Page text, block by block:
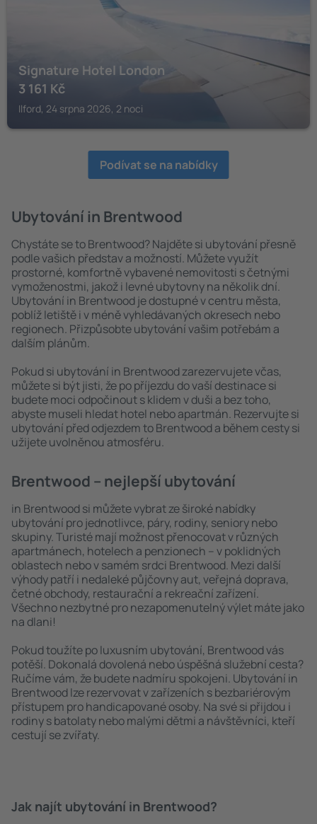
Signature Hotel London
3 161 Kč
Ilford, 24 srpna 2026, 2 noci
Podívat se na nabídky
Ubytování in Brentwood
Chystáte se to Brentwood? Najděte si ubytování přesně
podle vašich představ a možností. Můžete využít
prostorné, komfortně vybavené nemovitosti s četnými
vymoženostmi, jakož i levné ubytovny na několik dní.
Ubytování in Brentwood je dostupné v centru města,
poblíž letiště i v méně vyhledávaných okresech nebo
regionech. Přizpůsobte ubytování vašim potřebám a
dalším plánům.
Pokud si ubytování in Brentwood zarezervujete včas,
můžete si být jisti, že po příjezdu do vaší destinace si
budete moci odpočinout s klidem v duši a bez toho,
abyste museli hledat hotel nebo apartmán. Rezervujte si
ubytování před odjezdem to Brentwood a během cesty si
užijete uvolněnou atmosféru.
Brentwood – nejlepší ubytování
in Brentwood si můžete vybrat ze široké nabídky
ubytování pro jednotlivce, páry, rodiny, seniory nebo
skupiny. Turisté mají možnost přenocovat v různých
apartmánech, hotelech a penzionech – v poklidných
oblastech nebo v samém srdci Brentwood. Mezi další
výhody patří i nedaleké půjčovny aut, veřejná doprava,
četné obchody, restaurační a rekreační zařízení.
Všechno nezbytné pro nezapomenutelný výlet máte jako
na dlani!
Pokud toužíte po luxusním ubytování, Brentwood vás
potěší. Dokonalá dovolená nebo úspěšná služební cesta?
Ručíme vám, že budete nadmíru spokojeni. Ubytování in
Brentwood lze rezervovat v zařízeních s bezbariérovým
přístupem pro handicapované osoby. Na své si přijdou i
rodiny s batolaty nebo malými dětmi a návštěvníci, kteří
cestují se zvířaty.
Jak najít ubytování in Brentwood?